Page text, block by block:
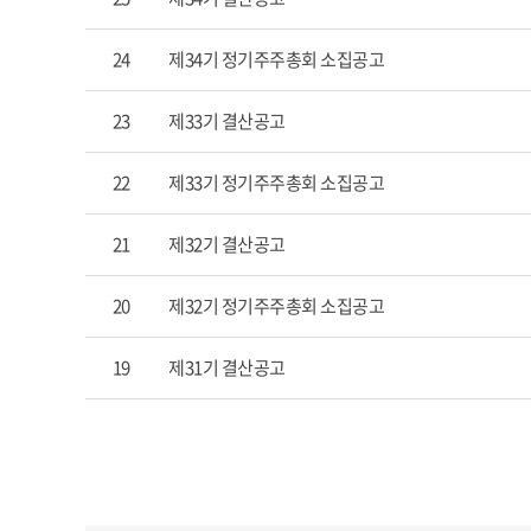
24 제34기 정기주주총회 소집공고
23 제33기 결산공고
22 제33기 정기주주총회 소집공고
21 제32기 결산공고
20 제32기 정기주주총회 소집공고
19 제31기 결산공고